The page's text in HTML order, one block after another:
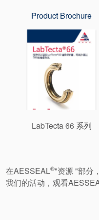
Product Brochure
LabTecta 66 系列
在AESSEAL®"资源 "部分
我们的活动，观看